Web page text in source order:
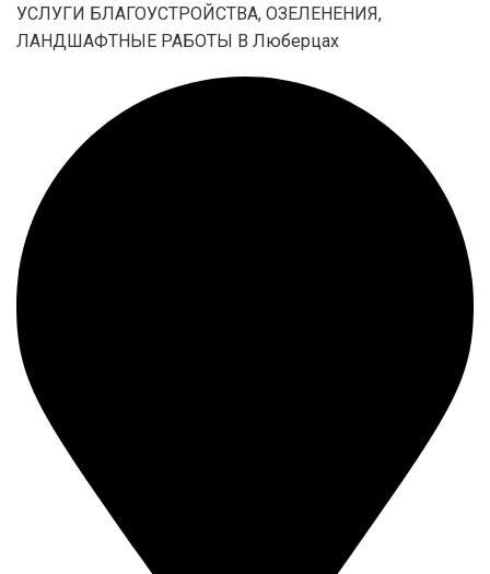
УСЛУГИ БЛАГОУСТРОЙСТВА, ОЗЕЛЕНЕНИЯ,
ЛАНДШАФТНЫЕ РАБОТЫ В Люберцах